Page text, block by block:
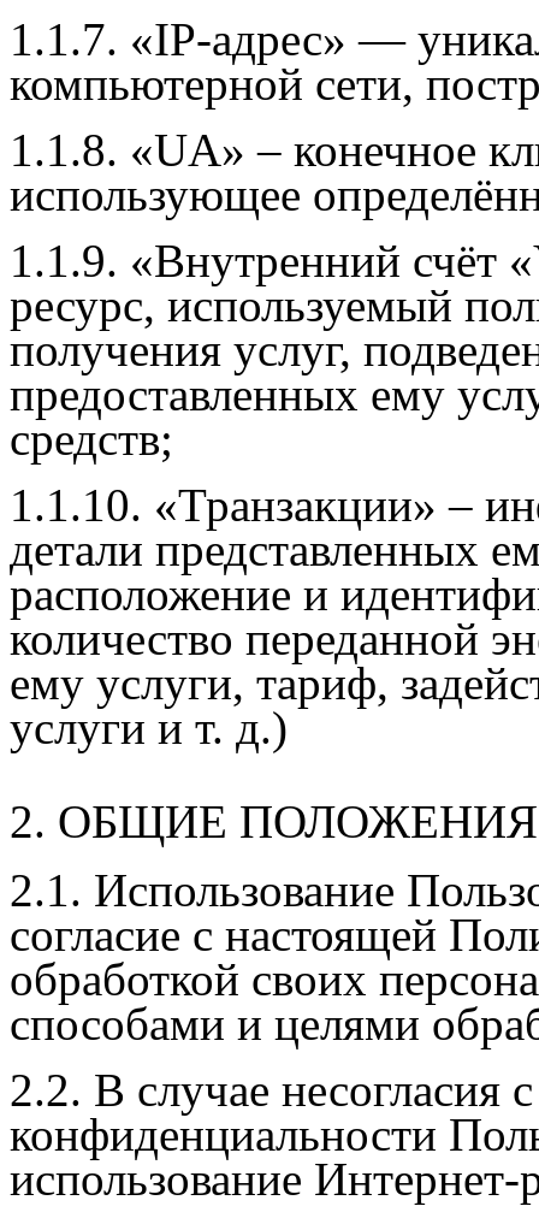
1.1.7. «IP-адрес» —
компьютерной сети,
1.1.8. «UA» – конечное
использующее
1.1.9. «Внутренний счёт «
ресурс, используемый
получения услуг,
предоставленных ему
средств;
1.1.10. «Транзакции» –
детали представленных
расположение и
количество переданной
ему услуги, тариф,
услуги и т. д.)
2. ОБЩИЕ ПОЛОЖЕНИЯ
2.1. Использование
согласие с настоящей
обработкой своих
способами и целями
2.2. В случае несогласия
конфиденциальности
использование Интернет-